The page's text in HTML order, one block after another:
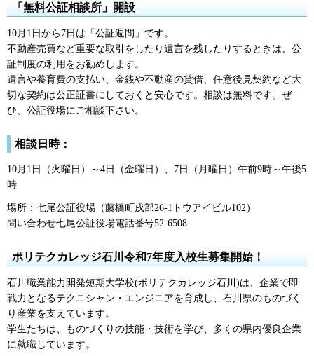
「無料公証相談所」開設
10月1日から7日は「公証週間」です。
不動産売買など重要な取引をしたり遺言を残したりするときは、公
証制度の利用をお勧めします。
遺言や養育費の支払い、金銭や不動産の貸借、任意後見契約など大
切な契約は公正証書にしておくと安心です。相談は無料です。ぜ
ひ、公証役場にご相談下さい。
相談日時：
10月1日（火曜日）～4日（金曜日）、7日（月曜日）午前9時～午後5
時
場所：七尾公証役場（藤橋町戌部26-1トウアイビル102）
問い合わせ七尾公証役場電話番号52-6508
ポリテクカレッジ石川令和7年度入校生募集開始！
石川職業能力開発短期大学校(ポリテクカレッジ石川)は、企業で即
戦力となるテクニシャン・エンジニアを育成し、石川県のものづく
り産業を支えています。
学生たちは、ものづくりの技能・技術を学び、多くの県内優良企業
に就職しています。